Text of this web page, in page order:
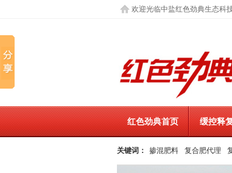
欢迎光临中盐红色劲典生态科
红色劲典首页 缓控释
关键词： 掺混肥料 复合肥代理